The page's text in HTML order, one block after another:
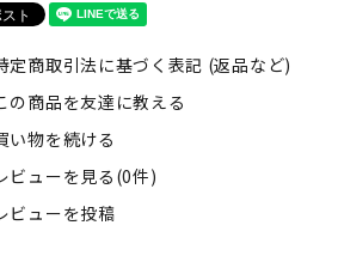
定商取引法に基づく表記 (返品など)
の商品を友達に教える
い物を続ける
ビューを見る(0件)
ビューを投稿